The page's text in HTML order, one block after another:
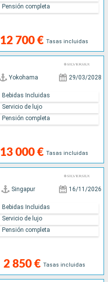
12 700 € Tasas incluidas
Pensión completa
Yokohama 29/03/2028
13 000 € Tasas incluidas
Bebidas Incluidas
Servicio de lujo
Pensión completa
Singapur 16/11/2026
2 850 € Tasas incluidas
Bebidas Incluidas
Servicio de lujo
Pensión completa